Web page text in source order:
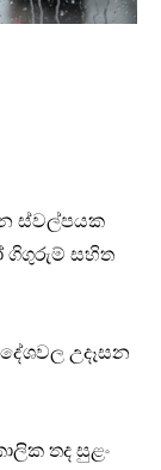
ස්වල්පයක
ගිගුරුම් සහිත
උදෑසන
තද සුළං